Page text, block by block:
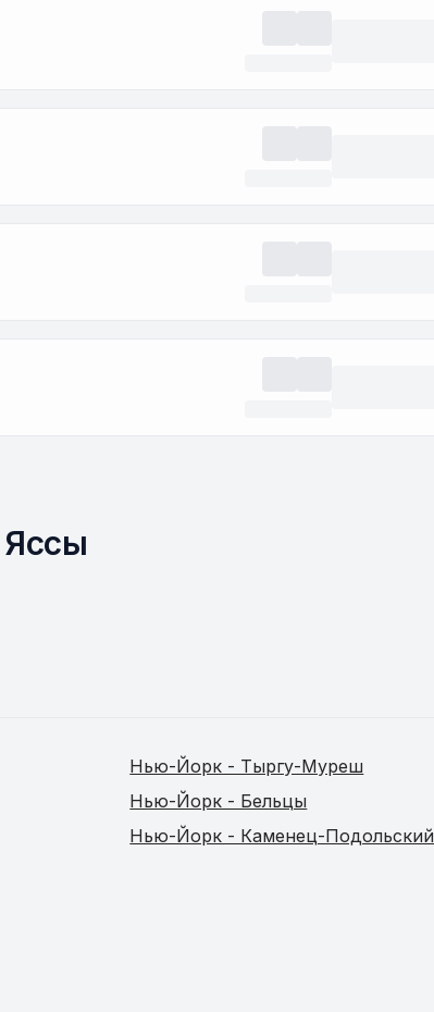
Нью-Йорк - Тыргу-Муреш
Нью-Йорк - Бельцы
Нью-Йорк - Каменец-Подольский